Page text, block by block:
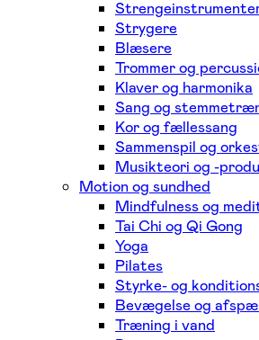
Strygere
Blæsere
Trommer og
Klaver og harmonika
Sang og
Kor og fællessang
Sammenspil og
Musikteori og -
Motion og sundhed
Mindfulness og
Tai Chi og Qi Gong
Yoga
Pilates
Styrke- og
Bevægelse og
Træning i vand